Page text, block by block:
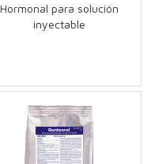
Hormonal para solución
inyectable